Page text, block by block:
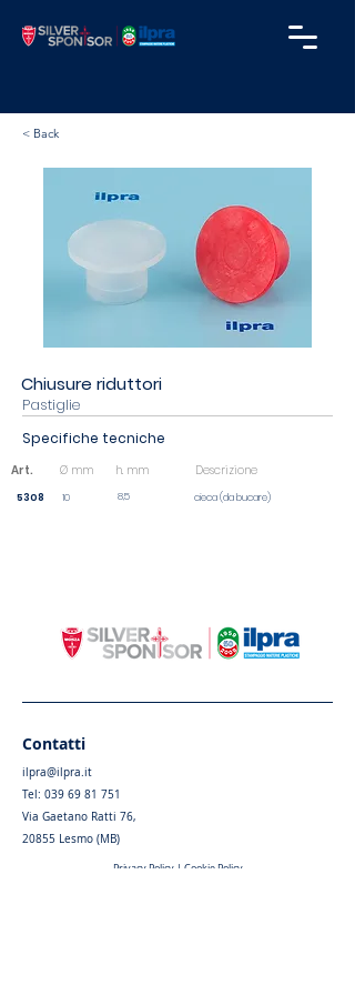
< Back
Chiusure riduttori
Pastiglie
Specifiche tecniche
Art.
5308
Ø mm h. mm Descrizione
10 8,5 cieca (da bucare)
Contatti
ilpra@ilpra.it
Tel: 039 69 81 751
Via Gaetano Ratti 76,
20855 Lesmo (MB)
Privacy Policy | Cookie Policy